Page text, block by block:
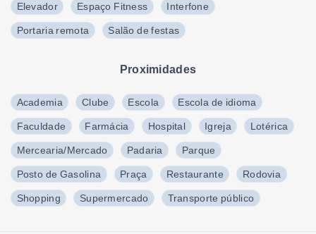
Elevador Espaço Fitness Interfone
Portaria remota Salão de festas
Proximidades
Academia Clube Escola Escola de idioma
Faculdade Farmácia Hospital Igreja Lotérica
Mercearia/Mercado Padaria Parque
Posto de Gasolina Praça Restaurante Rodovia
Shopping Supermercado Transporte público